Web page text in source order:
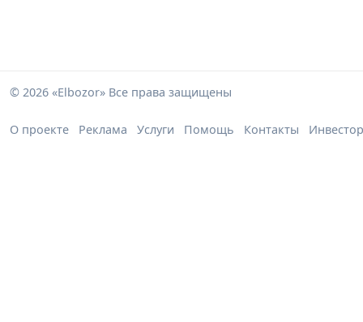
© 2026 «Elbozor» Все права защищены
О проекте Реклама Услуги Помощь Контакты